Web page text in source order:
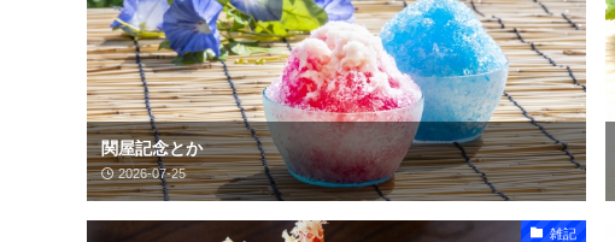
関屋記念とか
2026-07-25
雑記